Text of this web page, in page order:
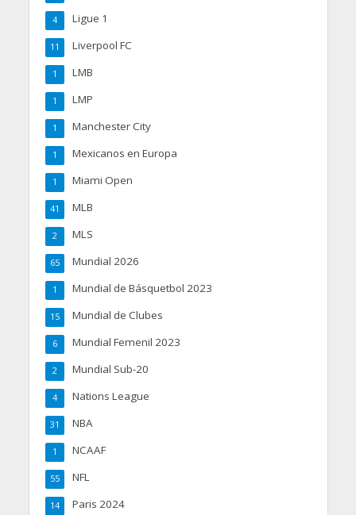
Ligue 1
4
Liverpool FC
11
LMB
1
LMP
1
Manchester City
1
Mexicanos en Europa
1
Miami Open
1
MLB
41
MLS
2
Mundial 2026
65
Mundial de Básquetbol 2023
1
Mundial de Clubes
15
Mundial Femenil 2023
6
Mundial Sub-20
2
Nations League
4
NBA
31
NCAAF
1
NFL
55
Paris 2024
14